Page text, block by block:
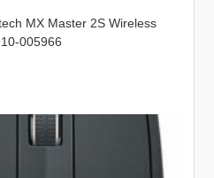
MX Master 2S Wireless
005966
покупке от 7000 рублей
при покупке от 7000